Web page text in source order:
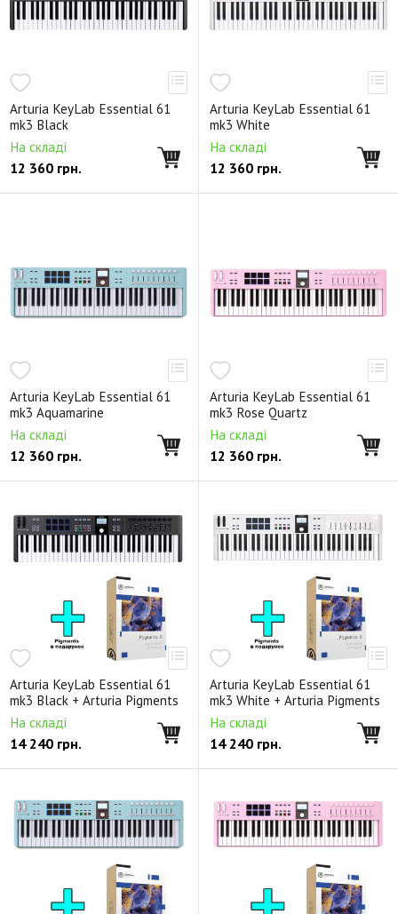
Arturia KeyLab Essential 61
mk3 Black
На складі
12 360 грн.
Arturia KeyLab Essential 61
mk3 White
На складі
12 360 грн.
Arturia KeyLab Essential 61
mk3 Aquamarine
На складі
12 360 грн.
Arturia KeyLab Essential 61
mk3 Rose Quartz
На складі
12 360 грн.
Arturia KeyLab Essential 61
mk3 Black + Arturia Pigments
На складі
14 240 грн.
Arturia KeyLab Essential 61
mk3 White + Arturia Pigments
На складі
14 240 грн.